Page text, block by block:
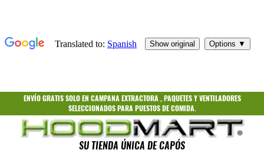
ENVÍO GRATISSOLO EN CAMPANA EXTRACTORA ,PAQUETESYVENTILADORES
SELECCIONADOS PARA PUESTOS DE COMIDA.
SU TIENDA ÚNICA DE CAPÓS